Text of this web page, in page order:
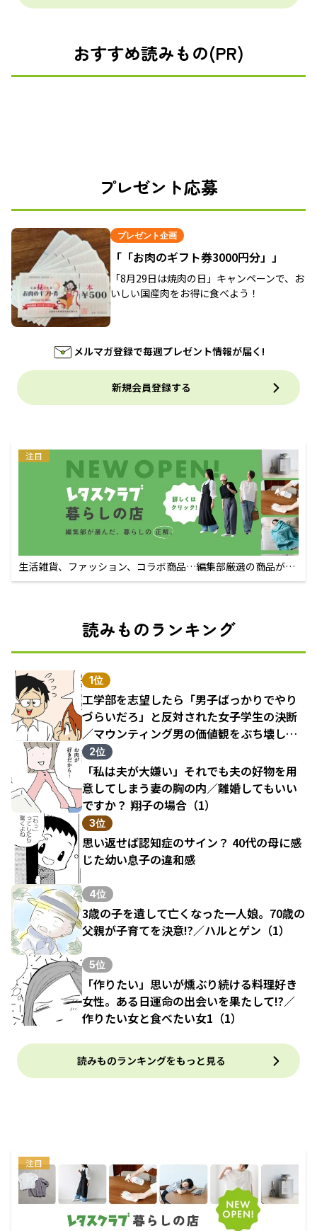
おすすめ読みもの(PR)
プレゼント応募
プレゼント企画
「「お肉のギフト券3000円分」」
「8月29日は焼肉の日」キャンペーンで、お
いしい国産肉をお得に食べよう！
メルマガ登録で毎週プレゼント情報が届く!
新規会員登録する
注目
生活雑貨、ファッション、コラボ商品…編集部厳選の商品が買
えるECサイト
読みものランキング
1位
工学部を志望したら「男子ばっかりでやり
づらいだろ」と反対された女子学生の決断
／マウンティング男の価値観をぶち壊した
結果（1）
2位
「私は夫が大嫌い」それでも夫の好物を用
意してしまう妻の胸の内／離婚してもいい
ですか？ 翔子の場合（1）
3位
思い返せば認知症のサイン？ 40代の母に感
じた幼い息子の違和感
4位
3歳の子を遺して亡くなった一人娘。70歳の
父親が子育てを決意!?／ハルとゲン（1）
5位
「作りたい」思いが燻ぶり続ける料理好き
女性。ある日運命の出会いを果たして!?／
作りたい女と食べたい女1（1）
読みものランキングをもっと見る
注目